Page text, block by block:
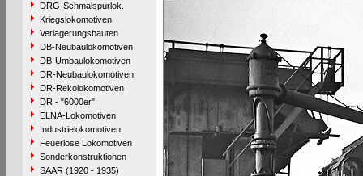
DRG-Schmalspurlok.
Kriegslokomotiven
Verlagerungsbauten
DB-Neubaulokomotiven
DB-Umbaulokomotiven
DR-Neubaulokomotiven
DR-Rekolokomotiven
DR - "6000er"
ELNA-Lokomotiven
Industrielokomotiven
Feuerlose Lokomotiven
Sonderkonstruktionen
SAAR (1920 - 1935)